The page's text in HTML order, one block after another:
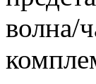
волна/